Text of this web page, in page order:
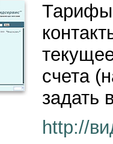
счета
задать
http://